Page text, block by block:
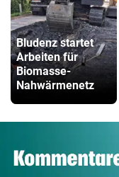
Bludenz startet
Arbeiten für
Biomasse-
Nahwärmenetz